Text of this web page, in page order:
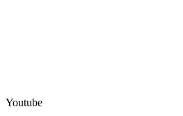
Youtube